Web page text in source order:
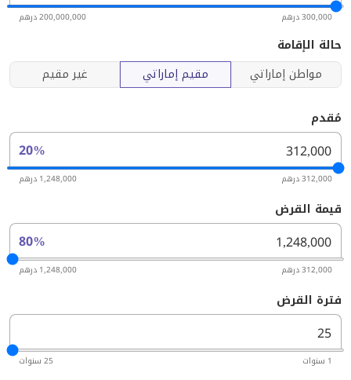
300,000 درهم 200,000,000 درهم
حالة الإقامة
مواطن إماراتي
مقيم إماراتي غير مقيم
مُقدم
20%
312,000 درهم 1,248,000 درهم
قيمة القرض
80%
312,000 درهم 1,248,000 درهم
فترة القرض
1 سنوات 25 سنوات